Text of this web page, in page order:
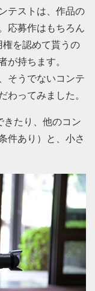
テストは、作品の
応募作はもちろん
権を認めて貰うの
が持ちます。
そうでないコンテ
わってみました。
きたり、他のコン
件あり）と、小さ